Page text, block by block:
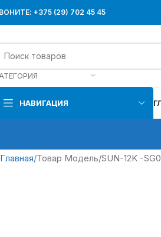
+375 (29) 702 45 45
НАВИГАЦИЯ
Главная Товар Модель SUN-12K -